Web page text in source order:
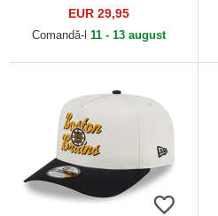
Chicago Blackhawks NHL de
New Era
EUR 29,95
Comandă-l 11 - 13 august